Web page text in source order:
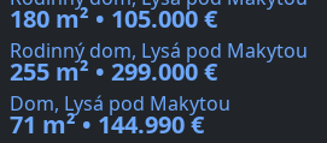
180 m² • 105.000 €
Rodinný dom, Lysá pod Makytou
255 m² • 299.000 €
Dom, Lysá pod Makytou
71 m² • 144.990 €